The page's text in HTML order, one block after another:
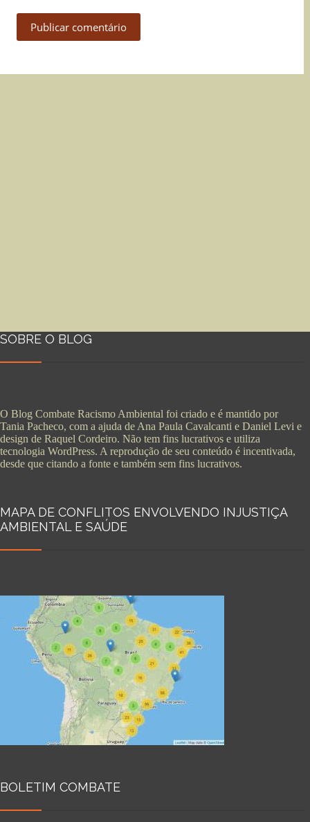
Publicar comentário
SOBRE O BLOG
O Blog Combate Racismo Ambiental foi criado e é mantido por
Tania Pacheco, com a ajuda de Ana Paula Cavalcanti e Daniel Levi e
design de Raquel Cordeiro. Não tem fins lucrativos e utiliza
tecnologia WordPress. A reprodução de seu conteúdo é incentivada,
desde que citando a fonte e também sem fins lucrativos.
MAPA DE CONFLITOS ENVOLVENDO INJUSTIÇA
AMBIENTAL E SAÚDE
BOLETIM COMBATE